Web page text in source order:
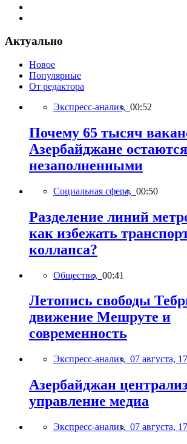
Актуально
Новое
Популярные
От редактора
Экспресс-анализ, 00:52
Почему 65 тысяч
Азербайджане остаются
незаполненными
Социальная сфера, 00:50
Разделение линий
как избежать
коллапса?
Общество, 00:41
Летопись свободы
движение Мешруте и
современность
Экспресс-анализ, 07 августа,
Азербайджан
управление медиа
Экспресс-анализ, 07 августа,